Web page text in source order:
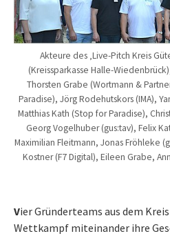
Akteure des ‚Live-Pitch Kreis
(Kreissparkasse Halle-
Thorsten Grabe (Wortmann &
Paradise), Jörg Rodehutskors (IMA),
Matthias Kath (Stop for Paradise),
Georg Vogelhuber (gus:tav), Felix
Maximilian Fleitmann, Jonas Fröhleke
Kostner (F7 Digital), Eileen Grabe,
Vier Gründerteams aus dem
Wettkampf miteinander ihre